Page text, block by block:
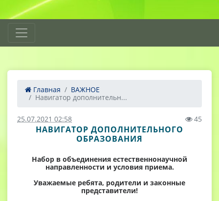
Главная
ВАЖНОЕ
Навигатор дополнительн...
25.07.2021 02:58 45
НАВИГАТОР ДОПОЛНИТЕЛЬНОГО
ОБРАЗОВАНИЯ
Набор в объединения естественнонаучной
направленности и условия приема.
Уважаемые ребята, родители и законные
представители!